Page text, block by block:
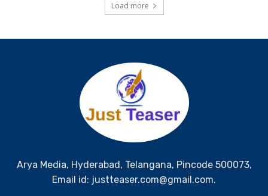
Load more
Arya Media, Hyderabad, Telangana, Pincode 500073,
Email id: justteaser.com@gmail.com.